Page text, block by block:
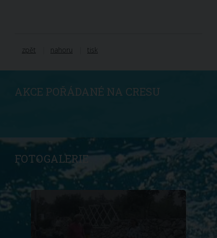
zpět nahoru tisk
AKCE POŘÁDANÉ NA CRESU
FOTOGALERIE